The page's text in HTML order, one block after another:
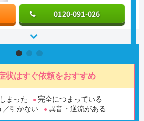
0120-091-026
状はすぐ依頼をおすすめ
まった
完全につまっている
／引かない
異音・逆流がある